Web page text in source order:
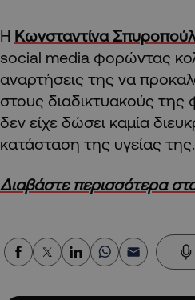
Η Κωνσταντίνα
social media φορώντας
αναρτήσεις της να
στους διαδικτυακούς της
δεν είχε δώσει καμία
κατάσταση της υγείας της.
Διαβάστε περισσότερα